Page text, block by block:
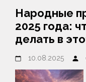
Народные
2025 года:
делать в
10.08.2025